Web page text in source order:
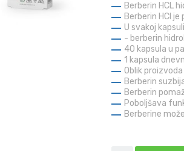
Berberin HCL
Berberin HCl
U svakoj
- berberin
40 kapsula u
1 kapsula
Oblik
Berberin
Berberin
Poboljšava
Berberine